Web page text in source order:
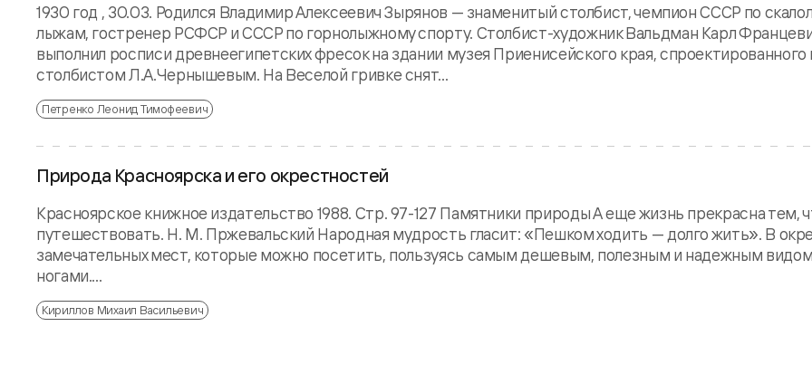
1930 год , 30.03. Родился Владимир Алексеевич Зырянов — знаменитый столбист, чемпион СССР по
лыжам, гостренер РСФСР и СССР по горнолыжному спорту. Столбист-художник Вальдман Карл
выполнил росписи древнеегипетских фресок на здании музея Приенисейского края,
столбистом Л.А.Чернышевым. На Веселой гривке снят...
Петренко Леонид Тимофеевич
Природа Красноярска и его окрестностей
Красноярское книжное издательство 1988. Стр. 97-127 Памятники природы А еще жизнь прекрасна тем,
путешествовать. Н. М. Пржевальский Народная мудрость гласит: «Пешком ходить — долго жить». В
замечательных мест, которые можно посетить, пользуясь самым дешевым, полезным и надежным
ногами....
Кириллов Михаил Васильевич